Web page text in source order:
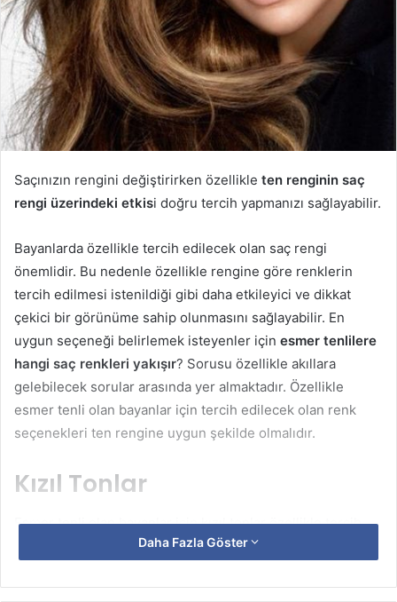
Saçınızın rengini değiştirirken özellikle ten renginin saç
rengi üzerindeki etkisi doğru tercih yapmanızı sağlayabilir.
Bayanlarda özellikle tercih edilecek olan saç rengi
önemlidir. Bu nedenle özellikle rengine göre renklerin
tercih edilmesi istenildiği gibi daha etkileyici ve dikkat
çekici bir görünüme sahip olunmasını sağlayabilir. En
uygun seçeneği belirlemek isteyenler için esmer tenlilere
hangi saç renkleri yakışır? Sorusu özellikle akıllara
gelebilecek sorular arasında yer almaktadır. Özellikle
esmer tenli olan bayanlar için tercih edilecek olan renk
seçenekleri ten rengine uygun şekilde olmalıdır.
Kızıl Tonlar
Esmer tenli olan bayanlar için kızıl tonlar özellikle tercih
edilmemesi gereken renk seçenekleri arasında yer
edilmesi ya da daha açık renklerin kullanılması uygun
Daha Fazla Göster